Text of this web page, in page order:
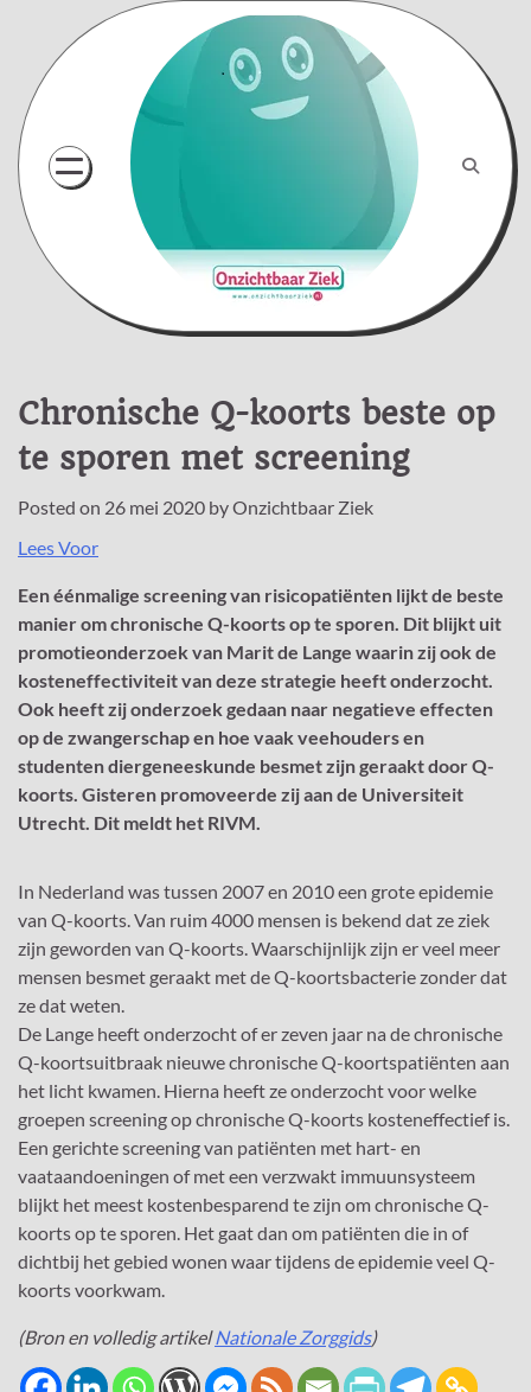
content
Chronische Q-koorts beste op
te sporen met screening
Posted on 26 mei 2020 byOnzichtbaar Ziek
Lees Voor
Een éénmalige screening van risicopatiënten lijkt de beste
manier om chronische Q-koorts op te sporen. Dit blijkt uit
promotieonderzoek van Marit de Lange waarin zij ook de
kosteneffectiviteit van deze strategie heeft onderzocht.
Ook heeft zij onderzoek gedaan naar negatieve effecten
op de zwangerschap en hoe vaak veehouders en
studenten diergeneeskunde besmet zijn geraakt door Q-
koorts. Gisteren promoveerde zij aan de Universiteit
Utrecht. Dit meldt het RIVM.
In Nederland was tussen 2007 en 2010 een grote epidemie
van Q-koorts. Van ruim 4000 mensen is bekend dat ze ziek
zijn geworden van Q-koorts. Waarschijnlijk zijn er veel meer
mensen besmet geraakt met de Q-koortsbacterie zonder dat
ze dat weten.
De Lange heeft onderzocht of er zeven jaar na de chronische
Q-koortsuitbraak nieuwe chronische Q-koortspatiënten aan
het licht kwamen. Hierna heeft ze onderzocht voor welke
groepen screening op chronische Q-koorts kosteneffectief is.
Een gerichte screening van patiënten met hart- en
vaataandoeningen of met een verzwakt immuunsysteem
blijkt het meest kostenbesparend te zijn om chronische Q-
koorts op te sporen. Het gaat dan om patiënten die in of
dichtbij het gebied wonen waar tijdens de epidemie veel Q-
koorts voorkwam.
(Bron en volledig artikelNationale Zorggids)